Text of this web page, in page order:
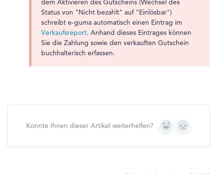
dem Aktivieren des Gutscheins (Wechsel des
Status von "Nicht bezahlt" auf "Einlösbar")
schreibt e-guma automatisch einen Eintrag im
Verkaufsreport. Anhand dieses Eintrages können
Sie die Zahlung sowie den verkauften Gutschein
buchhalterisch erfassen.
Konnte Ihnen dieser Artikel weiterhelfen? Yes No